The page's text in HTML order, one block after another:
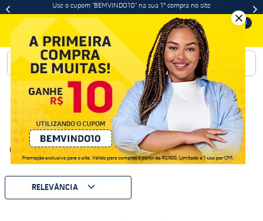
Use o cupom "BEMVINDO10" na sua 1ª compra no site
0
Buscar
0 Produto
RELEVÂNCIA